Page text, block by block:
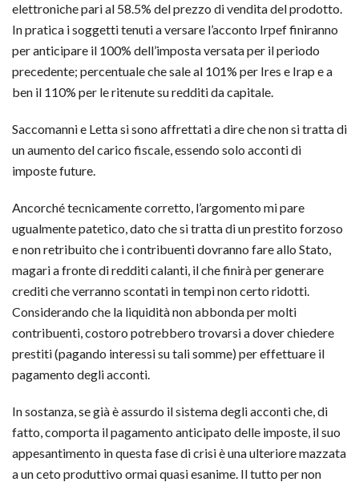
elettroniche pari al 58.5% del prezzo di vendita del prodotto.
In pratica i soggetti tenuti a versare l’acconto Irpef finiranno
per anticipare il 100% dell’imposta versata per il periodo
precedente; percentuale che sale al 101% per Ires e Irap e a
ben il 110% per le ritenute su redditi da capitale.
Saccomanni e Letta si sono affrettati a dire che non si tratta di
un aumento del carico fiscale, essendo solo acconti di
imposte future.
Ancorché tecnicamente corretto, l’argomento mi pare
ugualmente patetico, dato che si tratta di un prestito forzoso
e non retribuito che i contribuenti dovranno fare allo Stato,
magari a fronte di redditi calanti, il che finirà per generare
crediti che verranno scontati in tempi non certo ridotti.
Considerando che la liquidità non abbonda per molti
contribuenti, costoro potrebbero trovarsi a dover chiedere
prestiti (pagando interessi su tali somme) per effettuare il
pagamento degli acconti.
In sostanza, se già è assurdo il sistema degli acconti che, di
fatto, comporta il pagamento anticipato delle imposte, il suo
appesantimento in questa fase di crisi è una ulteriore mazzata
a un ceto produttivo ormai quasi esanime. Il tutto per non